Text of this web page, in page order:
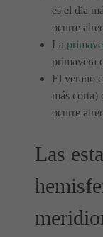
es el día
ocurre
La
primavera
El verano
más corta)
ocurre
Las